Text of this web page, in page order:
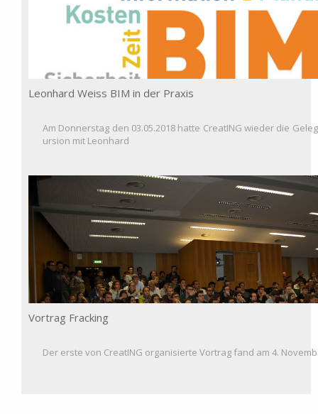
Leonhard Weiss BIM in der Praxis
Am Donnerstag den 03.05.2018 hatte CreatING wieder die
ursion mit Leonhard
Vortrag Fracking
Der erste von CreatING organisierte Vortrag fand am 4.